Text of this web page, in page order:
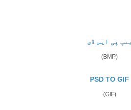
بمپ پی ایس ڈی
(BMP)
PSD TO GIF
(GIF)